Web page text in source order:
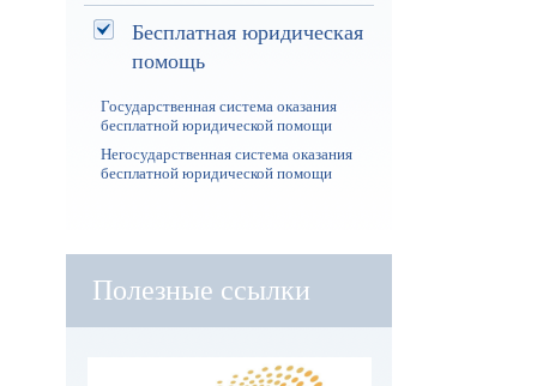
Бесплатная юридическая
помощь
Государственная система оказания
бесплатной юридической помощи
Негосударственная система оказания
бесплатной юридической помощи
Полезные ссылки